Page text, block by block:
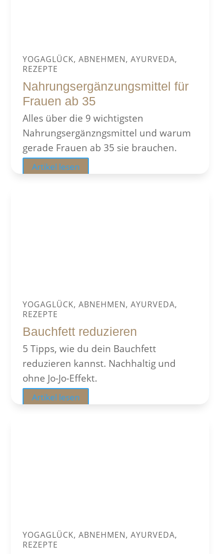
YOGAGLÜCK, ABNEHMEN, AYURVEDA,
REZEPTE
Nahrungsergänzungsmittel für
Frauen ab 35
Alles über die 9 wichtigsten
Nahrungsergänzngsmittel und warum
gerade Frauen ab 35 sie brauchen.
Artikel lesen
YOGAGLÜCK, ABNEHMEN, AYURVEDA,
REZEPTE
Bauchfett reduzieren
5 Tipps, wie du dein Bauchfett
reduzieren kannst. Nachhaltig und
ohne Jo-Jo-Effekt.
Artikel lesen
YOGAGLÜCK, ABNEHMEN, AYURVEDA,
REZEPTE